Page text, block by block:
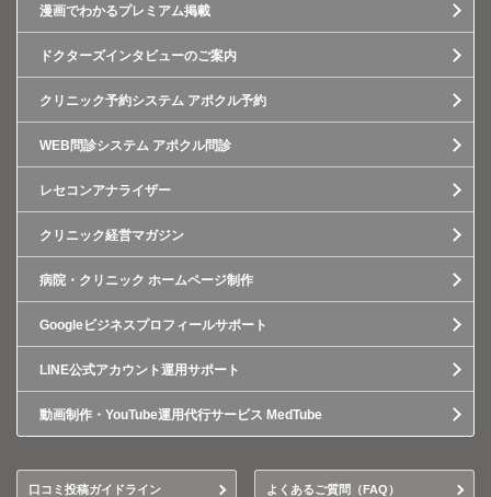
漫画でわかるプレミアム掲載
ドクターズインタビューのご案内
クリニック予約システム アポクル予約
WEB問診システム アポクル問診
レセコンアナライザー
クリニック経営マガジン
病院・クリニック ホームページ制作
Googleビジネスプロフィールサポート
LINE公式アカウント運用サポート
動画制作・YouTube運用代行サービス MedTube
口コミ投稿ガイドライン よくあるご質問（FAQ）